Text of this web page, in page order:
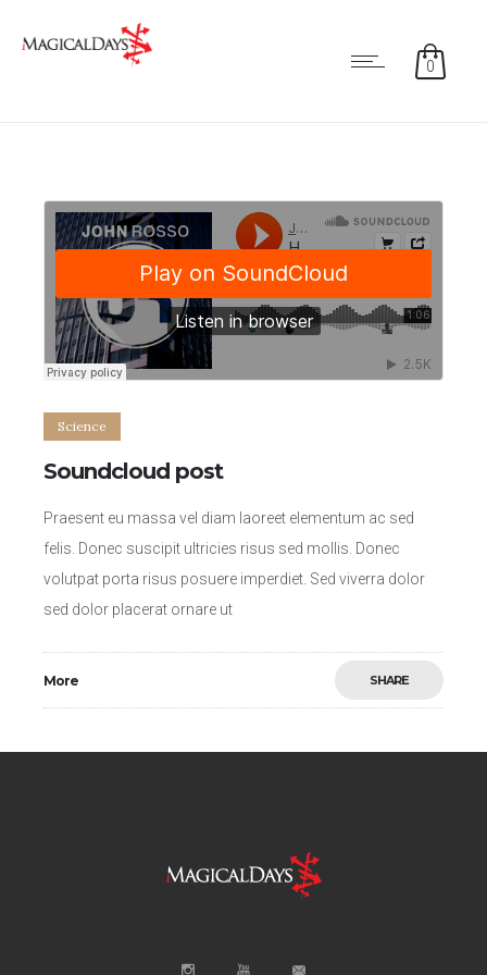
0
Science
Soundcloud post
Praesent eu massa vel diam laoreet elementum ac sed
felis. Donec suscipit ultricies risus sed mollis. Donec
volutpat porta risus posuere imperdiet. Sed viverra dolor
sed dolor placerat ornare ut
More SHARE